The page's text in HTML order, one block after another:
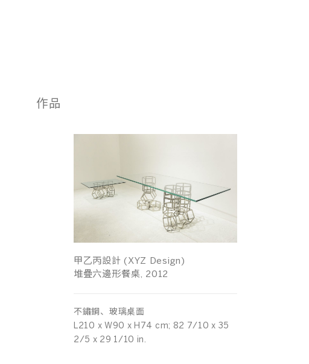
作品
甲乙丙設計 (XYZ Design)
堆疊六邊形餐桌, 2012
不鏽鋼、玻璃桌面
L210 x W90 x H74 cm; 82 7/10 x 35
2/5 x 29 1/10 in.